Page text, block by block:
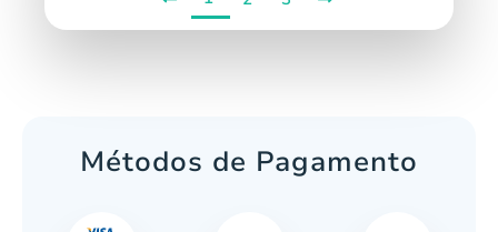
Métodos de Pagamento